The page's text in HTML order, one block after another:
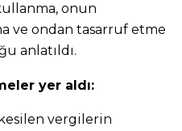
onun
ve ondan tasarruf etme
anlatıldı.
yer aldı:
vergilerin